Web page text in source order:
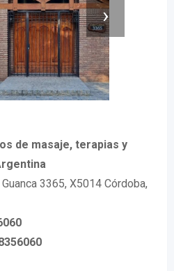
›
de masaje, terapias y
3365, X5014 Córdoba,